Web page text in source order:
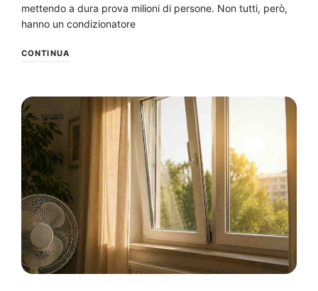
mettendo a dura prova milioni di persone. Non tutti, però,
hanno un condizionatore
CONTINUA
NEWS